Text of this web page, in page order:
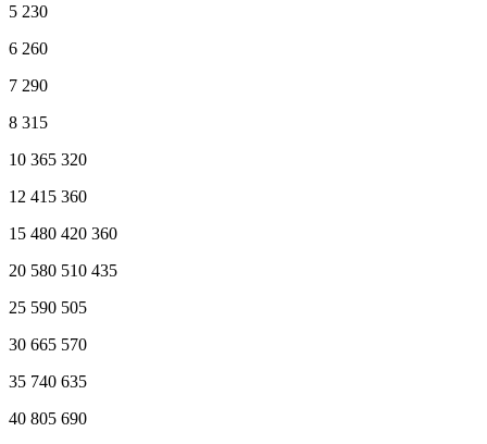
5 230
6 260
7 290
8 315
10 365 320
12 415 360
15 480 420 360
20 580 510 435
25 590 505
30 665 570
35 740 635
40 805 690